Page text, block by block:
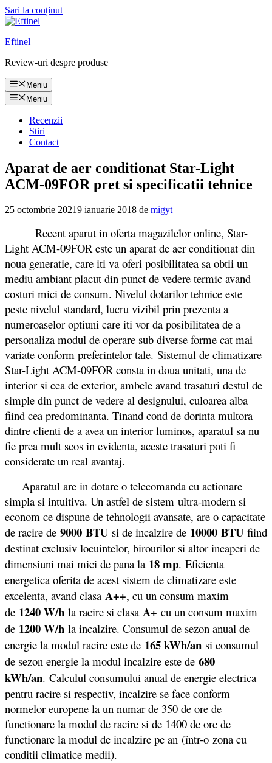
Sari la conținut
Eftinel
Review-uri despre produse
Meniu
Meniu
Recenzii
Stiri
Contact
Aparat de aer conditionat Star-Light
ACM-09FOR pret si specificatii tehnice
25 octombrie 20219 ianuarie 2018 de migyt
Recent aparut in oferta magazilelor online, Star-
Light ACM-09FOR este un aparat de aer conditionat din
noua generatie, care iti va oferi posibilitatea sa obtii un
mediu ambiant placut din punct de vedere termic avand
costuri mici de consum. Nivelul dotarilor tehnice este
peste nivelul standard, lucru vizibil prin prezenta a
numeroaselor optiuni care iti vor da posibilitatea de a
personaliza modul de operare sub diverse forme cat mai
variate conform preferintelor tale. Sistemul de climatizare
Star-Light ACM-09FOR consta in doua unitati, una de
interior si cea de exterior, ambele avand trasaturi destul de
simple din punct de vedere al designului, culoarea alba
fiind cea predominanta. Tinand cond de dorinta multora
dintre clienti de a avea un interior luminos, aparatul sa nu
fie prea mult scos in evidenta, aceste trasaturi poti fi
considerate un real avantaj.
Aparatul are in dotare o telecomanda cu actionare
simpla si intuitiva. Un astfel de sistem ultra-modern si
econom ce dispune de tehnologii avansate, are o capacitate
de racire de 9000 BTU si de incalzire de 10000 BTU fiind
destinat exclusiv locuintelor, birourilor si altor incaperi de
dimensiuni mai mici de pana la 18 mp. Eficienta
energetica oferita de acest sistem de climatizare este
excelenta, avand clasa A++, cu un consum maxim
de 1240 W/h la racire si clasa A+ cu un consum maxim
de 1200 W/h la incalzire. Consumul de sezon anual de
energie la modul racire este de 165 kWh/an si consumul
de sezon energie la modul incalzire este de 680
kWh/an. Calculul consumului anual de energie electrica
pentru racire si respectiv, incalzire se face conform
normelor europene la un numar de 350 de ore de
functionare la modul de racire si de 1400 de ore de
functionare la modul de incalzire pe an (într-o zona cu
conditii climatice medii).